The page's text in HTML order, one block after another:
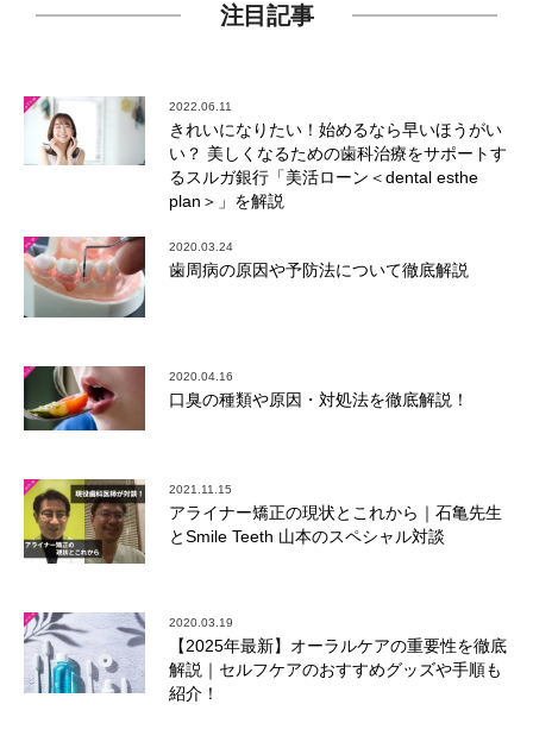
注目記事
2022.06.11
きれいになりたい！始めるなら早いほうがい
い？ 美しくなるための歯科治療をサポートす
るスルガ銀行「美活ローン＜dental esthe
plan＞」を解説
2020.03.24
歯周病の原因や予防法について徹底解説
2020.04.16
口臭の種類や原因・対処法を徹底解説！
2021.11.15
アライナー矯正の現状とこれから｜石亀先生
とSmile Teeth 山本のスペシャル対談
2020.03.19
【2025年最新】オーラルケアの重要性を徹底
解説｜セルフケアのおすすめグッズや手順も
紹介！